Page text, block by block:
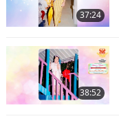
37:24
38:52